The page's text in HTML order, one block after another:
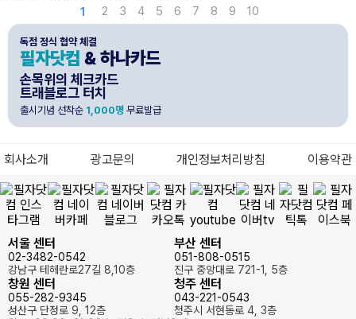
1 2 3 4 5 6 7 8 9 10
필자닷컴 & 하나카드
독점 정식 협약 체결
손목위의 체크카드
트래블로그 터치
출시기념 선착순 1,000명 무료발급
회사소개 광고문의 개인정보처리방침 이용약관
서울 센터
02-3482-0542
강남구 테헤란로27길 8,10층
부산 센터
051-808-0515
진구 중앙대로 721-1, 5층
창원 센터
055-282-9345
성산구 단정로 9, 12층
청주 센터
043-221-0543
청주시 서현동로 4, 3층